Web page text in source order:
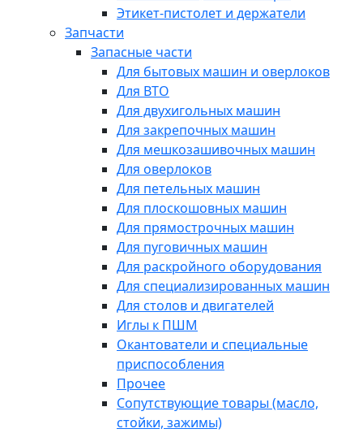
Этикет-пистолет и держатели
Запчасти
Запасные части
Для бытовых машин и оверлоков
Для ВТО
Для двухигольных машин
Для закрепочных машин
Для мешкозашивочных машин
Для оверлоков
Для петельных машин
Для плоскошовных машин
Для прямострочных машин
Для пуговичных машин
Для раскройного оборудования
Для специализированных машин
Для столов и двигателей
Иглы к ПШМ
Окантователи и специальные
приспособления
Прочее
Сопутствующие товары (масло,
стойки, зажимы)